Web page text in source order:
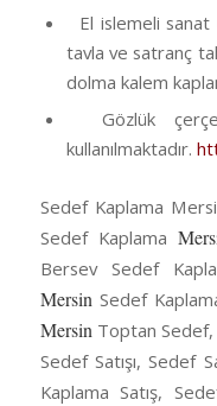
El islemeli sanat
tavla ve satranç
dolma kalem
Gözlük
kullanılmaktadır.
Sedef Kaplama
Sedef Kaplama
Bersev Sedef
MersinSedef
MersinToptan Sedef,
Sedef Satışı, Sedef
Kaplama Satış,